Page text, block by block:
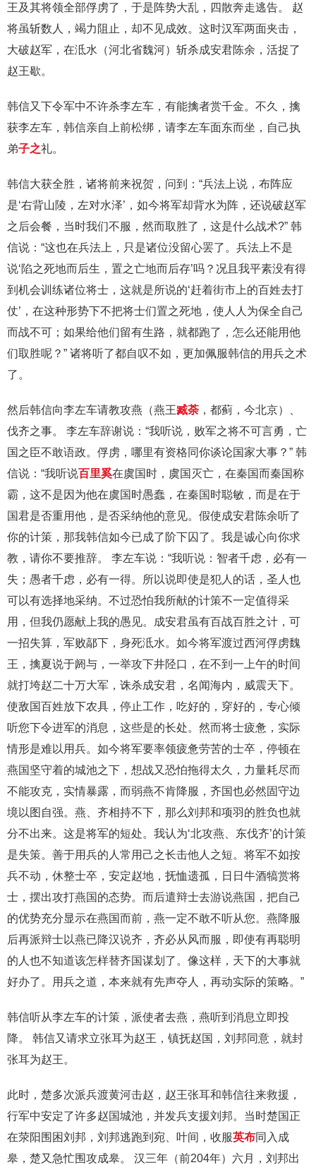
王及其将领全部俘虏了，于是阵势大乱，四散奔走逃告。 赵
将虽斩数人，竭力阻止，却不见成效。这时汉军两面夹击，
大破赵军，在泜水（河北省魏河）斩杀成安君陈余，活捉了
赵王歇。
韩信又下令军中不许杀李左车，有能擒者赏千金。不久，擒
获李左车，韩信亲自上前松绑，请李左车面东而坐，自己执
弟子之礼。
韩信大获全胜，诸将前来祝贺，问到：“兵法上说，布阵应
是‘右背山陵，左对水泽’，如今将军却背水为阵，还说破赵军
之后会餐，当时我们不服，然而取胜了，这是什么战术?” 韩
信说：“这也在兵法上，只是诸位没留心罢了。兵法上不是
说‘陷之死地而后生，置之亡地而后存’吗？况且我平素没有得
到机会训练诸位将士，这就是所说的‘赶着街市上的百姓去打
仗’，在这种形势下不把将士们置之死地，使人人为保全自己
而战不可；如果给他们留有生路，就都跑了，怎么还能用他
们取胜呢？” 诸将听了都自叹不如，更加佩服韩信的用兵之术
了。
然后韩信向李左车请教攻燕（燕王臧荼 ，都蓟，今北京）、
伐齐之事。 李左车辞谢说：“我听说，败军之将不可言勇，亡
国之臣不敢语政。俘虏，哪里有资格同你谈论国家大事？” 韩
信说：“我听说百里奚在虞国时，虞国灭亡，在秦国而秦国称
霸，这不是因为他在虞国时愚蠢，在秦国时聪敏，而是在于
国君是否重用他，是否采纳他的意见。假使成安君陈余听了
你的计策，那我韩信如今已成了阶下囚了。我是诚心向你求
教，请你不要推辞。 李左车说：“我听说：智者千虑，必有一
失；愚者千虑，必有一得。所以说即使是犯人的话，圣人也
可以有选择地采纳。不过恐怕我所献的计策不一定值得采
用，但我仍愿献上我的愚见。成安君虽有百战百胜之计，可
一招失算，军败鄗下，身死泜水。如今将军渡过西河俘虏魏
王，擒夏说于阏与，一举攻下井陉口，在不到一上午的时间
就打垮赵二十万大军，诛杀成安君，名闻海内，威震天下。
使敌国百姓放下农具，停止工作，吃好的，穿好的，专心倾
听您下令进军的消息，这些是的长处。然而将士疲惫，实际
情形是难以用兵。如今将军要率领疲惫劳苦的士卒，停顿在
燕国坚守着的城池之下，想战又恐怕拖得太久，力量耗尽而
不能攻克，实情暴露，而弱燕不肯降服，齐国也必然固守边
境以图自强。燕、齐相持不下，那么刘邦和项羽的胜负也就
分不出来。这是将军的短处。我认为‘北攻燕、东伐齐’的计策
是失策。善于用兵的人常用己之长击他人之短。将军不如按
兵不动，休整士卒，安定赵地，抚恤遗孤，日日牛酒犒赏将
士，摆出攻打燕国的态势。而后遣辩士去游说燕国，把自己
的优势充分显示在燕国而前，燕一定不敢不听从您。燕降服
后再派辩士以燕已降汉说齐，齐必从风而服，即使有再聪明
的人也不知道该怎样替齐国谋划了。像这样，天下的大事就
好办了。用兵之道，本来就有先声夺人，再动实际的策略。”
韩信听从李左车的计策，派使者去燕，燕听到消息立即投
降。 韩信又请求立张耳为赵王，镇抚赵国，刘邦同意，就封
张耳为赵王。
此时，楚多次派兵渡黄河击赵，赵王张耳和韩信往来救援，
行军中安定了许多赵国城池，并发兵支援刘邦。当时楚国正
在荥阳围困刘邦，刘邦逃跑到宛、叶间，收服英布同入成
皋，楚又急忙围攻成皋。 汉三年（前204年）六月，刘邦出